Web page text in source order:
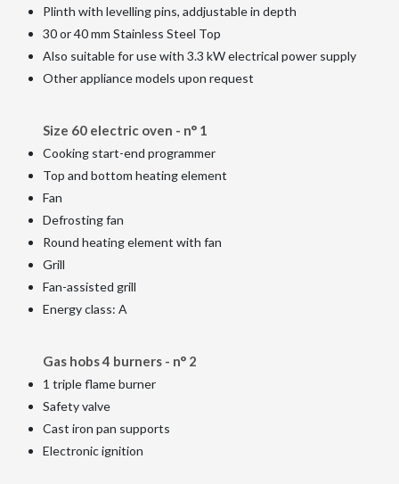
Plinth with levelling pins, addjustable in depth
30 or 40 mm Stainless Steel Top
Also suitable for use with 3.3 kW electrical power supply
Other appliance models upon request
Size 60 electric oven - n° 1
Cooking start-end programmer
Top and bottom heating element
Fan
Defrosting fan
Round heating element with fan
Grill
Fan-assisted grill
Energy class: A
Gas hobs 4 burners - n° 2
1 triple flame burner
Safety valve
Cast iron pan supports
Electronic ignition